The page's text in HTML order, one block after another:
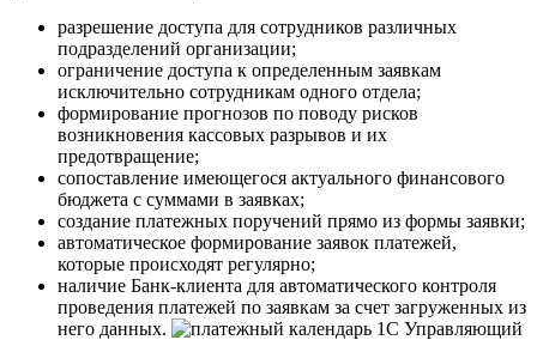
разрешение доступа для сотрудников различных
подразделений организации;
ограничение доступа к определенным заявкам
исключительно сотрудникам одного отдела;
формирование прогнозов по поводу рисков
возникновения кассовых разрывов и их
предотвращение;
сопоставление имеющегося актуального финансового
бюджета с суммами в заявках;
создание платежных поручений прямо из формы заявки;
автоматическое формирование заявок платежей,
которые происходят регулярно;
наличие Банк-клиента для автоматического контроля
проведения платежей по заявкам за счет загруженных из
него данных.